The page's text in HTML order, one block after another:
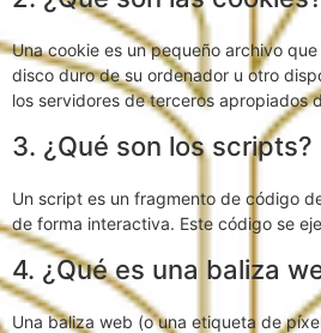
Una cookie es un pequeño archivo
disco duro de su ordenador u otro
los servidores de terceros apropiados
3. ¿Qué son los scripts?
Un script es un fragmento de código
de forma interactiva. Este código se
4. ¿Qué es una baliza
Una baliza web (o una etiqueta de